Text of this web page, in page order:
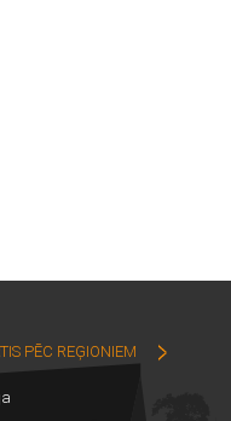
PĒC REĢIONIEM